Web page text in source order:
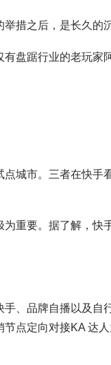
措之后，是长久的
盘踞行业的老玩家
城市。三者在快手
重要。据了解，快
、品牌自播以及自
点定向对接KA 达